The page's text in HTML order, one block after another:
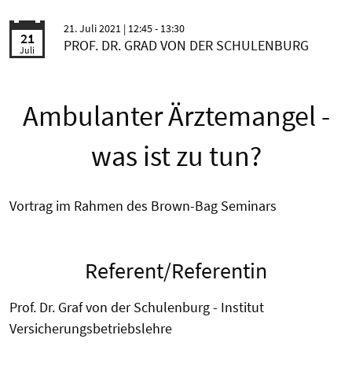
21
Juli
21. Juli 2021 | 12:45 - 13:30
PROF. DR. GRAD VON DER SCHULENBURG
Ambulanter Ärztemangel -
was ist zu tun?
Vortrag im Rahmen des Brown-Bag Seminars
Referent/Referentin
Prof. Dr. Graf von der Schulenburg - Institut
Versicherungsbetriebslehre